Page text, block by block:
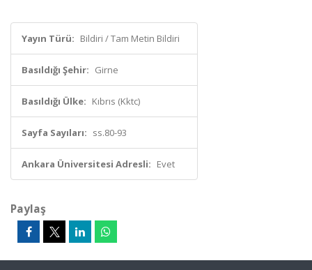
Yayın Türü: Bildiri / Tam Metin Bildiri
Basıldığı Şehir: Girne
Basıldığı Ülke: Kıbrıs (Kktc)
Sayfa Sayıları: ss.80-93
Ankara Üniversitesi Adresli: Evet
Paylaş